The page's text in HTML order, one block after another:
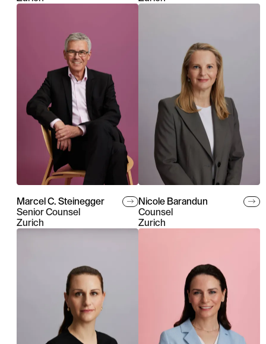
Marcel C. Steinegger
Senior Counsel
Zurich
Nicole Barandun
Counsel
Zurich